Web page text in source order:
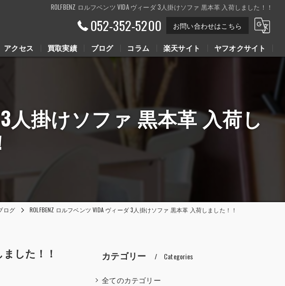
ROLFBENZ ロルフベンツ VIDA ヴィーダ 3人掛けソファ 黒本革 入荷しました！！
052-352-5200 お問い合わせはこちら
アクセス 買取実績 ブログ
Youtube動画
コラム 楽天サイト ヤフオクサイト
3人掛けソファ 黒本革 入荷し
ログ ROLFBENZ ロルフベンツ VIDA ヴィーダ 3人掛けソファ 黒本革 入荷しました！！
した！！ カテゴリー Categories
全てのカテゴリー